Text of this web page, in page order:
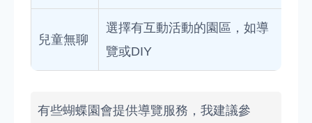
兒童無聊
選擇有互動活動的園區，如導
覽或DIY
有些蝴蝶園會提供導覽服務，我建議參